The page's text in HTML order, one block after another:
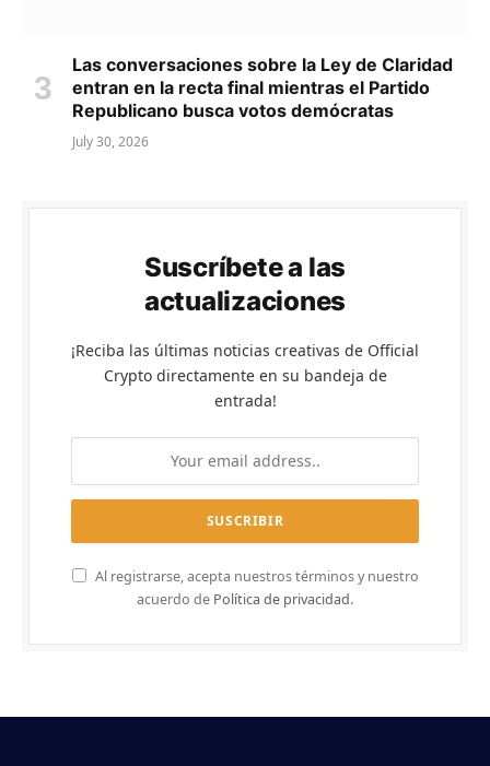
Las conversaciones sobre la Ley de Claridad
entran en la recta final mientras el Partido
Republicano busca votos demócratas
July 30, 2026
Suscríbete a las
actualizaciones
¡Reciba las últimas noticias creativas de Official
Crypto directamente en su bandeja de
entrada!
Al registrarse, acepta nuestros términos y nuestro
acuerdo de Política de privacidad.